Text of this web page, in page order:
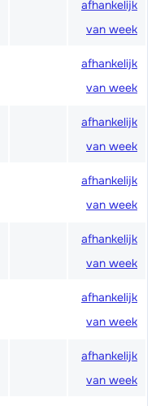
afhankelijk
van week
afhankelijk
van week
afhankelijk
van week
afhankelijk
van week
afhankelijk
van week
afhankelijk
van week
afhankelijk
van week